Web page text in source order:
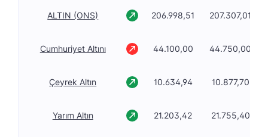
ALTIN (ONS) 206.998,51 207.307,01
Cumhuriyet Altını 44.100,00 44.750,00
Çeyrek Altın 10.634,94 10.877,70
Yarım Altın 21.203,42 21.755,40